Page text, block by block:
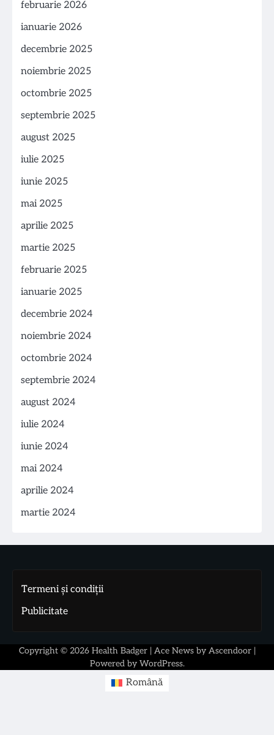
februarie 2026
ianuarie 2026
decembrie 2025
noiembrie 2025
octombrie 2025
septembrie 2025
august 2025
iulie 2025
iunie 2025
mai 2025
aprilie 2025
martie 2025
februarie 2025
ianuarie 2025
decembrie 2024
noiembrie 2024
octombrie 2024
septembrie 2024
august 2024
iulie 2024
iunie 2024
mai 2024
aprilie 2024
martie 2024
Termeni și condiții
Publicitate
Copyright © 2026 Health Badger| Ace News by Ascendoor|
Powered by WordPress.
Română